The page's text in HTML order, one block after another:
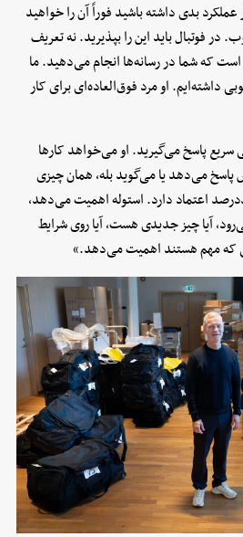
بدی داشته باشید فوراً آن را خواهید
در فوتبال باید این را بپذیرید. نه تعریف
که شما در رسانه‌ها انجام می‌دهید. ما
داشته‌ایم. او مرد فوق‌العاده‌ای برای کار
سریع پاسخ می‌گیرید. او می‌خواهد کارها
می‌دهد یا می‌گوید بله، همان چیزی
اعتماد دارد. استوله اهمیت می‌دهد،
آیا چیز جدیدی هست، آیا روی شرایط
که مهم هستند اهمیت می‌دهد.»